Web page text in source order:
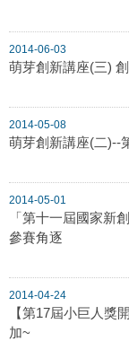
2014-06-03
萌芽創新講座(三)
2014-05-08
萌芽創新講座(二)--
2014-05-01
「第十一屆國家新
參賽角逐
2014-04-24
【第17屆小巨人獎
加~